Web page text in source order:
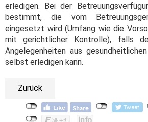
erledigen. Bei der
bestimmt, die vom
eingesetzt wird (Umfang wie die
mit gerichtlicher Kontrolle), falls
Angelegenheiten aus
selbst erledigen kann.
Zurück